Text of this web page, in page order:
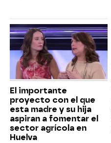
El importante
proyecto con el que
esta madre y su hija
aspiran a fomentar el
sector agrícola en
Huelva